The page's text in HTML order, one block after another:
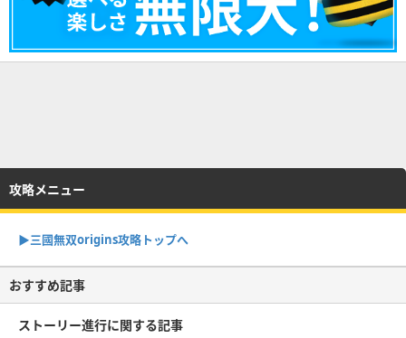
攻略メニュー
▶︎三國無双origins攻略トップへ
おすすめ記事
ストーリー進行に関する記事